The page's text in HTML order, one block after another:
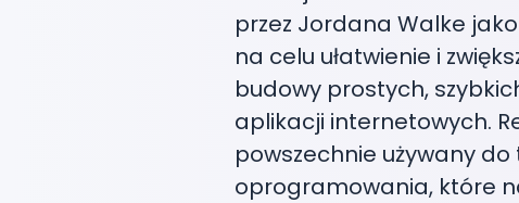
przez Jordana Walke
na celu ułatwienie i
budowy prostych,
aplikacji internetowych.
powszechnie używany do
oprogramowania, które